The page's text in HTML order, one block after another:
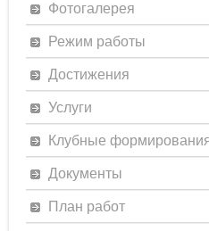
Фотогалерея
Режим работы
Достижения
Услуги
Клубные
Документы
План работ